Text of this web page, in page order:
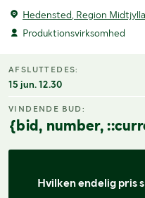
Hedensted, Region
Produktionsvirksomhed
AFSLUTTEDES:
15 jun. 12.30
VINDENDE BUD:
{bid, number,
Hvilken endelig pris